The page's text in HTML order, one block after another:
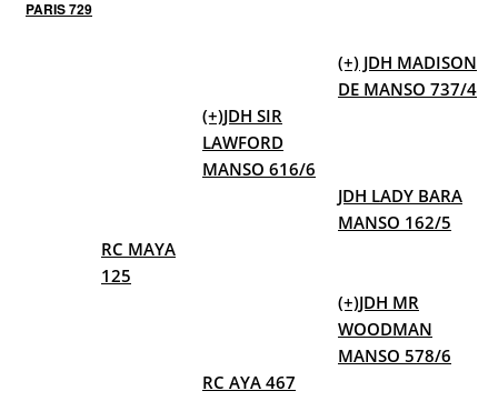
PARIS 729
(+) JDH MADISON
DE MANSO 737/4
(+)JDH SIR
LAWFORD
MANSO 616/6
JDH LADY BARA
MANSO 162/5
RC MAYA
125
(+)JDH MR
WOODMAN
MANSO 578/6
RC AYA 467